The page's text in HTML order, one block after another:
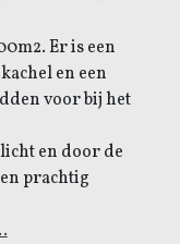
Er is een
en een
voor bij het
en door de
prachtig